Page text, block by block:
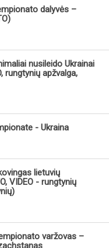
dalyvės –
nusileido Ukrainai
rungtynių apžvalga,
- Ukraina
lietuvių
VIDEO - rungtynių
varžovas –